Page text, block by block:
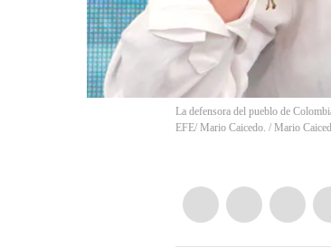
La defensora del pueblo de
EFE/ Mario Caicedo. / Mario